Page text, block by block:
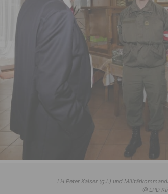
LH Peter Kaiser (g.l.) und
@ LPD